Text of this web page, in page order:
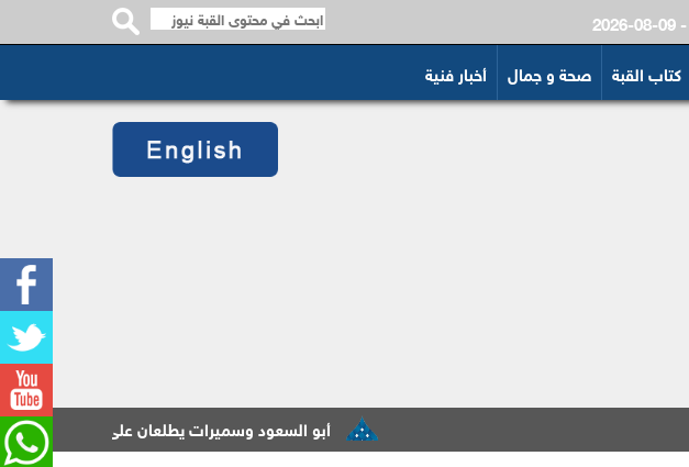
كتاب القبة صحة و جمال أخبار فنية
أبو السعود وسميرات يطلعان على سير عمل مشروع التحول الذكي